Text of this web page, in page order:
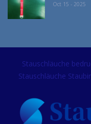
Oct 15 - 2025
Stauschläuche
Stauschläuche